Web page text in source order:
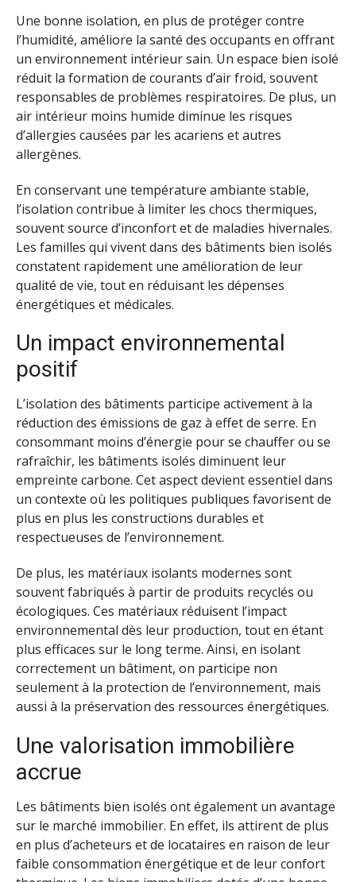
Une bonne isolation, en plus de protéger contre
l’humidité, améliore la santé des occupants en offrant
un environnement intérieur sain. Un espace bien isolé
réduit la formation de courants d’air froid, souvent
responsables de problèmes respiratoires. De plus, un
air intérieur moins humide diminue les risques
d’allergies causées par les acariens et autres
allergènes.
En conservant une température ambiante stable,
l’isolation contribue à limiter les chocs thermiques,
souvent source d’inconfort et de maladies hivernales.
Les familles qui vivent dans des bâtiments bien isolés
constatent rapidement une amélioration de leur
qualité de vie, tout en réduisant les dépenses
énergétiques et médicales.
Un impact environnemental
positif
L’isolation des bâtiments participe activement à la
réduction des émissions de gaz à effet de serre. En
consommant moins d’énergie pour se chauffer ou se
rafraîchir, les bâtiments isolés diminuent leur
empreinte carbone. Cet aspect devient essentiel dans
un contexte où les politiques publiques favorisent de
plus en plus les constructions durables et
respectueuses de l’environnement.
De plus, les matériaux isolants modernes sont
souvent fabriqués à partir de produits recyclés ou
écologiques. Ces matériaux réduisent l’impact
environnemental dès leur production, tout en étant
plus efficaces sur le long terme. Ainsi, en isolant
correctement un bâtiment, on participe non
seulement à la protection de l’environnement, mais
aussi à la préservation des ressources énergétiques.
Une valorisation immobilière
accrue
Les bâtiments bien isolés ont également un avantage
sur le marché immobilier. En effet, ils attirent de plus
en plus d’acheteurs et de locataires en raison de leur
faible consommation énergétique et de leur confort